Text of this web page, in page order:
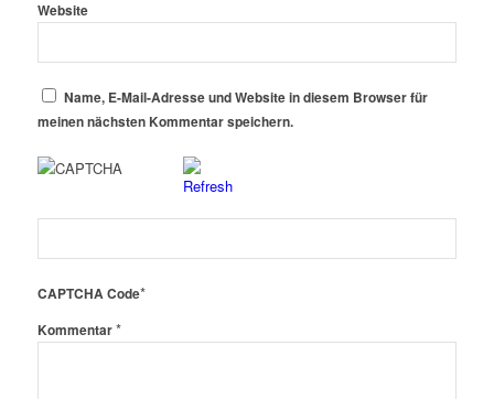
Website
Name, E-Mail-Adresse und Website in diesem Browser für
meinen nächsten Kommentar speichern.
CAPTCHA Code*
Kommentar*